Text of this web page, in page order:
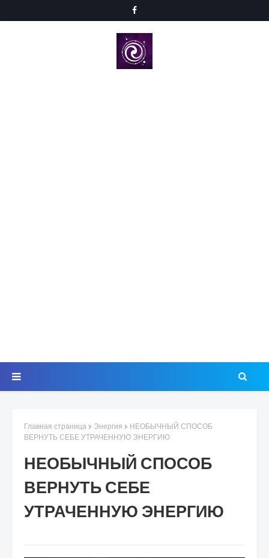
Главная страница Энергия
НЕОБЫЧНЫЙ СПОСОБ
ВЕРНУТЬ СЕБЕ УТРАЧЕННУЮ ЭНЕРГИЮ
НЕОБЫЧНЫЙ СПОСОБ
ВЕРНУТЬ СЕБЕ
УТРАЧЕННУЮ ЭНЕРГИЮ